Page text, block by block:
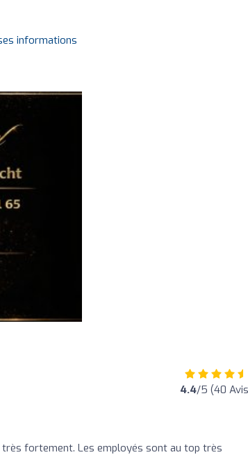
informations
4.4/5 (40
très fortement. Les employés sont au top très